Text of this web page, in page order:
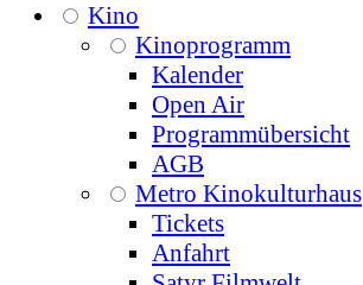
Kino
Kinoprogramm
Kalender
Open Air
Programmübersicht
AGB
Metro Kinokulturhaus
Tickets
Anfahrt